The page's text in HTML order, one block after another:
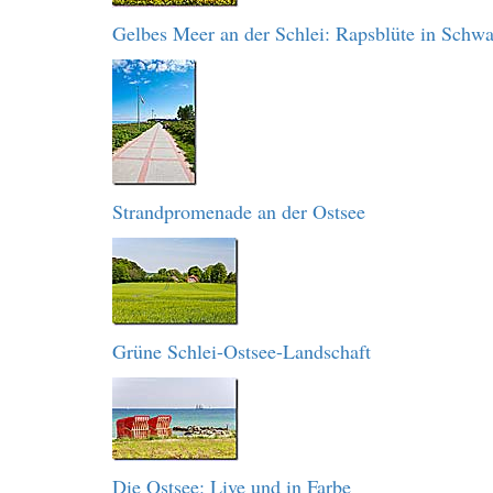
Gelbes Meer an der Schlei: Rapsblüte in
Strandpromenade an der Ostsee
Grüne Schlei-Ostsee-Landschaft
Die Ostsee: Live und in Farbe